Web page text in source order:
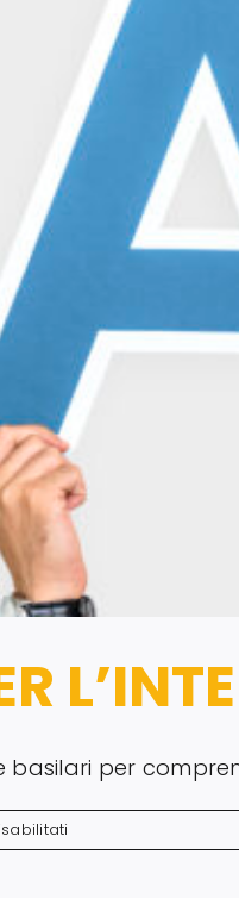
per
COMPETENZE